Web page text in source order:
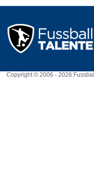
Copyright © 2006 - 2026